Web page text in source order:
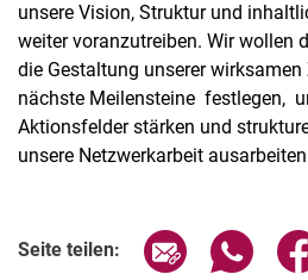
unsere Vision, Struktur und
weiter voranzutreiben. Wir wollen
die Gestaltung unserer
nächste Meilensteine festlegen,
Aktionsfelder stärken und
unsere Netzwerkarbeit
Seite teilen: Seite über E-